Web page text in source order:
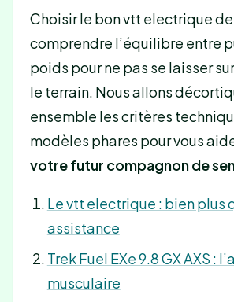
Choisir le bon vtt electrique
comprendre l’équilibre entre
poids pour ne pas se laisser
le terrain. Nous allons
ensemble les critères
modèles phares pour vous
votre futur compagnon de
Le vtt electrique : bien plus
assistance
Trek Fuel EXe 9.8 GX AXS :
musculaire